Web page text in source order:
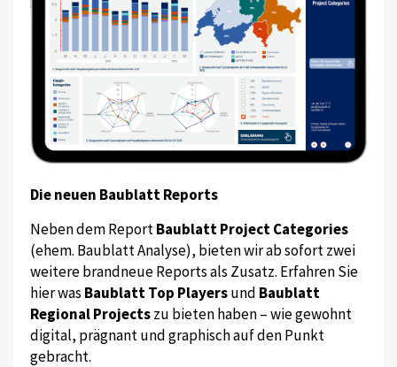
Die neuen Baublatt Reports
Neben dem ReportBaublatt Project Categories
(ehem. Baublatt Analyse), bieten wir ab sofort zwei
weitere brandneue Reports als Zusatz. Erfahren Sie
hier was Baublatt Top Playersund Baublatt
Regional Projectszu bieten haben – wie gewohnt
digital, prägnant und graphisch auf den Punkt
gebracht.